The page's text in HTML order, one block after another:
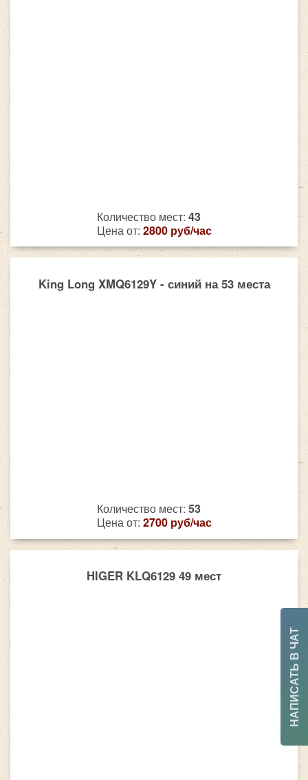
Количество мест: 43
Цена от: 2800 руб/час
King Long XMQ6129Y - синий на 53 места
Количество мест: 53
Цена от: 2700 руб/час
HIGER KLQ6129 49 мест
НАПИСАТЬ В ЧАТ